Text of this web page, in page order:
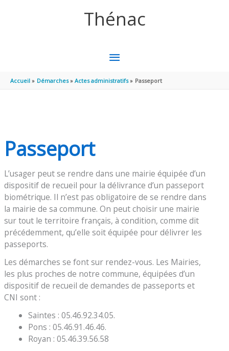
Thénac
MENU
PRINCIPAL
Accueil Démarches Actes administratifs Passeport
Passeport
L’usager peut se rendre dans une mairie équipée d’un
dispositif de recueil pour la délivrance d’un passeport
biométrique. Il n’est pas obligatoire de se rendre dans
la mairie de sa commune. On peut choisir une mairie
sur tout le territoire français, à condition, comme dit
précédemment, qu’elle soit équipée pour délivrer les
passeports.
Les démarches se font sur rendez-vous. Les Mairies,
les plus proches de notre commune, équipées d’un
dispositif de recueil de demandes de passeports et
CNI sont :
Saintes : 05.46.92.34.05.
Pons : 05.46.91.46.46.
Royan : 05.46.39.56.58